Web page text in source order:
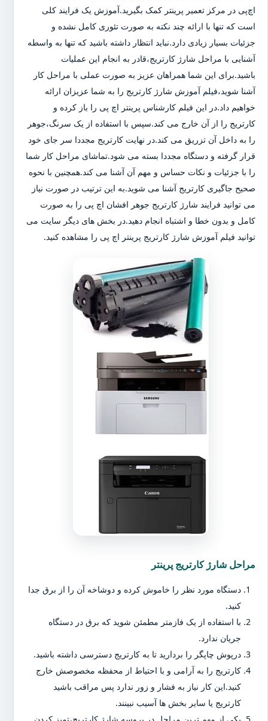
اچ‌پی در مرکز تعمیر پرینتر کمک بگیرید.آموزش یک فرایند کلی
است که تنها با ارائه چند نکته به صورت تئوری کامل نشده و
جزئیات بسیار زیادی دارد.نباید انتظار داشته باشید که تنها به واسطه
آشنایی با مراحل شارژ کارتریج،قادر به انجام این عملیات
باشید.برای این شما همراهان عزیز به صورت عملی با مراحل کار
آشنا شوید،فیلم آموزش شارژ کارتریج را به شما عزیزان ارائه
خواهیم داد.در این فیلم کارشناس پرینتر اچ پی را باز کرده و
کارتریج را از آن خارج می کند.سپس با استفاده از یک سرنگ،جوهر
را به داخل آن تزریق می کند.در نهایت کارتریج مجددا سر جای خود
قرار گرفته و دستگاه مجددا بسته می شود.تماشای مراحل کار شما
را با جزئیات و نکات حساس و مهم آن آشنا می کند.همچنین با نحوه
صحیح جاگیری کارتریج آشنا می شوید.به این ترتیب در صورت نیاز
می توانید فرایند شارژ کارتریج جوهر افشان اچ پی را به صورت
کامل و بدون خطا و اشتباه انجام دهید.در بخش های دیگر سایت می
توانید فیلم آموزش شارژ کارتریج پرینتر اچ پی را مشاهده کنید.
مراحل شارژ کارتریج پرینتر
دستگاه مورد نظر را خاموش کرده و دوشاخه آن را از برق جدا
کنید.
با استفاده از یک فازمتر مطمئن شوید که برق در دستگاه
جریان ندارد.
درپوش چاپگر را بردارید تا به کارتریج دسترسی داشته باشید.
کارتریج را به آرامی و با احتیاط از محفظه مخصوصش خارج
کنید.این کار نیاز به فشار و زور ندارد پس مراقب باشید
کارتریج یا سایر بخش ها آسیب نبینند.